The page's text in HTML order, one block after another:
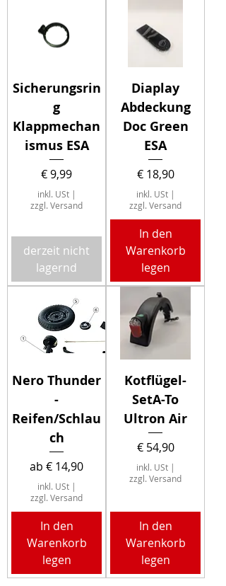
Sicherungsrin
g
Klappmechan
ismus ESA
Preis
€ 9,99
inkl. USt|
zzgl. Versand
derzeit nicht
lagernd
Diaplay
Abdeckung
Doc Green
ESA
Preis
€ 18,90
inkl. USt|
zzgl. Versand
In den
Warenkorb
legen
Nero Thunder
-
Reifen/Schlau
ch
ab € 14,90
Sale-Preis
inkl. USt|
zzgl. Versand
In den
Warenkorb
legen
Kotflügel-
SetA-To
Ultron Air
Preis
€ 54,90
inkl. USt|
zzgl. Versand
In den
Warenkorb
legen